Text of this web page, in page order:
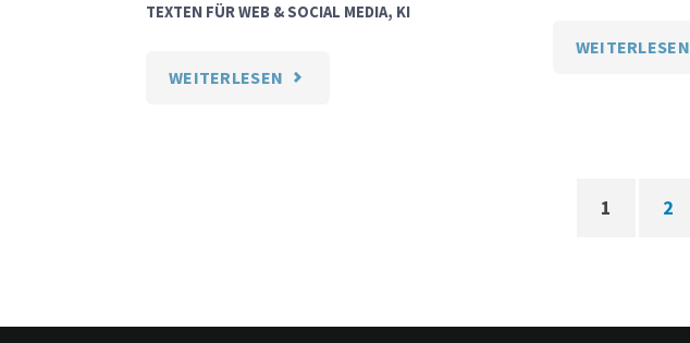
TEXTEN FÜR WEB & SOCIAL MEDIA, KI
WEITERLESEN "WEBSITE
ZUR
WEITERLESEN
der
1 2